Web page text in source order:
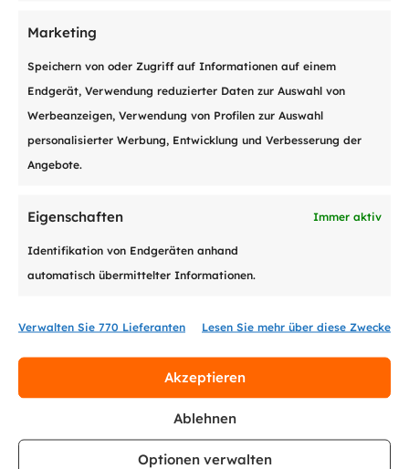
Marketing
Speichern von oder Zugriff auf Informationen auf einem
Endgerät, Verwendung reduzierter Daten zur Auswahl von
Werbeanzeigen, Verwendung von Profilen zur Auswahl
personalisierter Werbung, Entwicklung und Verbesserung der
Angebote.
Eigenschaften Immer aktiv
Identifikation von Endgeräten anhand
automatisch übermittelter Informationen.
Verwalten Sie 770 Lieferanten Lesen Sie mehr über diese Zwecke
Akzeptieren
Ablehnen
Optionen verwalten

Forderungserhalt

Intensiver, mehrkanaliger
gütlicherInkassoprozess

Für jeden Kunden ein
eigener,
spezialisierter
Sachbearbeiter-
Pool

Für jeden Zahlungsausstand

Für jeden Kunden ein
Extranetmit Onlinezugriff24/24